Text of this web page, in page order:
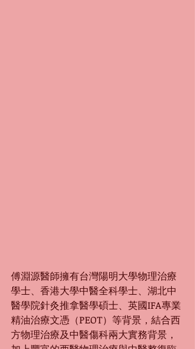
傅淵源醫師擁有台灣陽明大學物理治療
學士、香港大學中醫全科學士、湖北中
醫學院針灸推拿醫學碩士、英國IFA專業
精油治療文憑（PEOT）等背景，結合西
方物理治療及中醫傷科兩大實務背景，